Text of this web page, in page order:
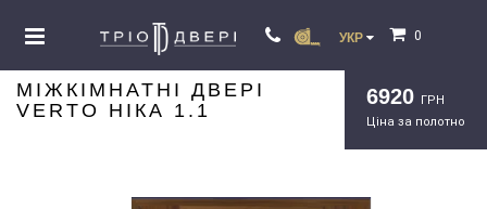
УКР 0
МІЖКІМНАТНІ ДВЕРІ
VERTO НІКА 1.1
6920 ГРН
Ціна за полотно